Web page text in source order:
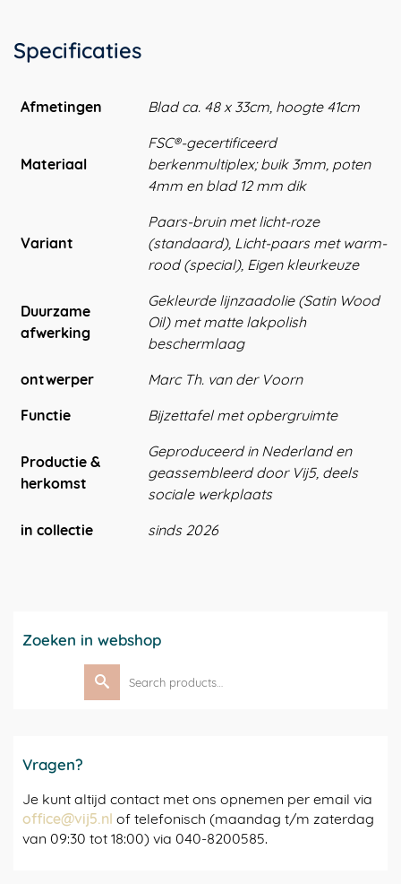
Specificaties
Afmetingen Blad ca. 48 x 33cm, hoogte 41cm
Materiaal
FSC®-gecertificeerd
berkenmultiplex; buik 3mm, poten
4mm en blad 12 mm dik
Variant
Paars-bruin met licht-roze
(standaard), Licht-paars met warm-
rood (special), Eigen kleurkeuze
Duurzame
afwerking
Gekleurde lijnzaadolie (Satin Wood
Oil) met matte lakpolish
beschermlaag
ontwerper
Marc Th. van der Voorn
Functie
Bijzettafel met opbergruimte
Productie &
herkomst
Geproduceerd in Nederland en
geassembleerd door Vij5, deels
sociale werkplaats
in collectie
sinds 2026
Zoeken in webshop
Search
for:
Vragen?
Je kunt altijd contact met ons opnemen per email via
office@vij5.nl of telefonisch (maandag t/m zaterdag
van 09:30 tot 18:00) via 040-8200585.